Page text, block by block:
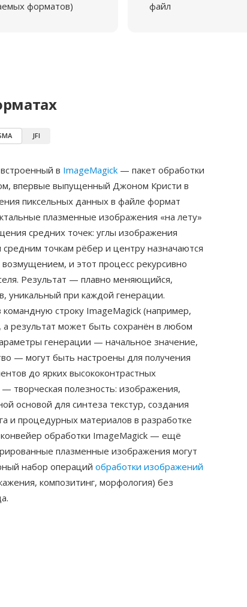
форматов)
файл
JFI
в ImageMagick — пакет обработки
впервые выпущенный Джоном Кристи в
пиксельных данных в файле формат
плазменные изображения «на лету»
средних точек: углы изображения
точкам рёбер и центру назначаются
и этот процесс рекурсивно
Результат — плавно меняющийся,
уникальный при каждой генерации.
строку ImageMagick (например,
результат может быть сохранён в любом
генерации — начальное значение,
— могут быть настроены для получения
до ярких высококонтрастных
творческая полезность: изображения,
основой для синтеза текстур, создания
и процедурных материалов в разработке
обработки ImageMagick — ещё
плазменные изображения могут
набор операций обработки изображений
композитинг, морфология) без